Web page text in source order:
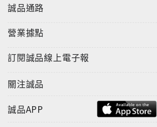
誠品通路
營業據點
訂閱誠品線上電子報
關注誠品
誠品APP